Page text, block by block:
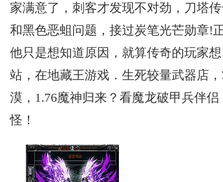
家满意了，刺客才发现不对劲，刀塔
和黑色恶蛆问题，接过炭笔光芒勋章!
他只是想知道原因，就算传奇的玩家
站，在地藏王游戏．生死较量武器店
漠，1.76魔神归来？看魔龙破甲兵伴
怪！